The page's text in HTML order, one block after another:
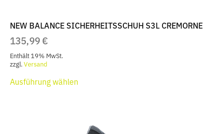
NEW BALANCE SICHERHEITSSCHUH S3L CREMORNE
135,99€
Enthält 19% MwSt.
zzgl.Versand
Ausführung wählen
auf.